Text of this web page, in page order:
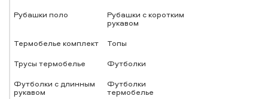
Рубашки поло
Рубашки с коротким
рукавом
Термобелье комплект
Топы
Трусы термобелье
Футболки
Футболки с длинным
рукавом
Футболки
термобелье